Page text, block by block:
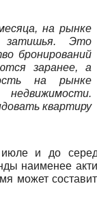
на рынке
затишья. Это
бронирований
заранее, а
на рынке
квартиру
и до
наименее
может